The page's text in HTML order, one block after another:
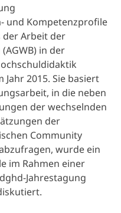
und Kompetenzprofile
der Arbeit der
in der
2015. Sie basiert
in die neben
der wechselnden
der
Community
wurde ein
im Rahmen einer
Jahrestagung